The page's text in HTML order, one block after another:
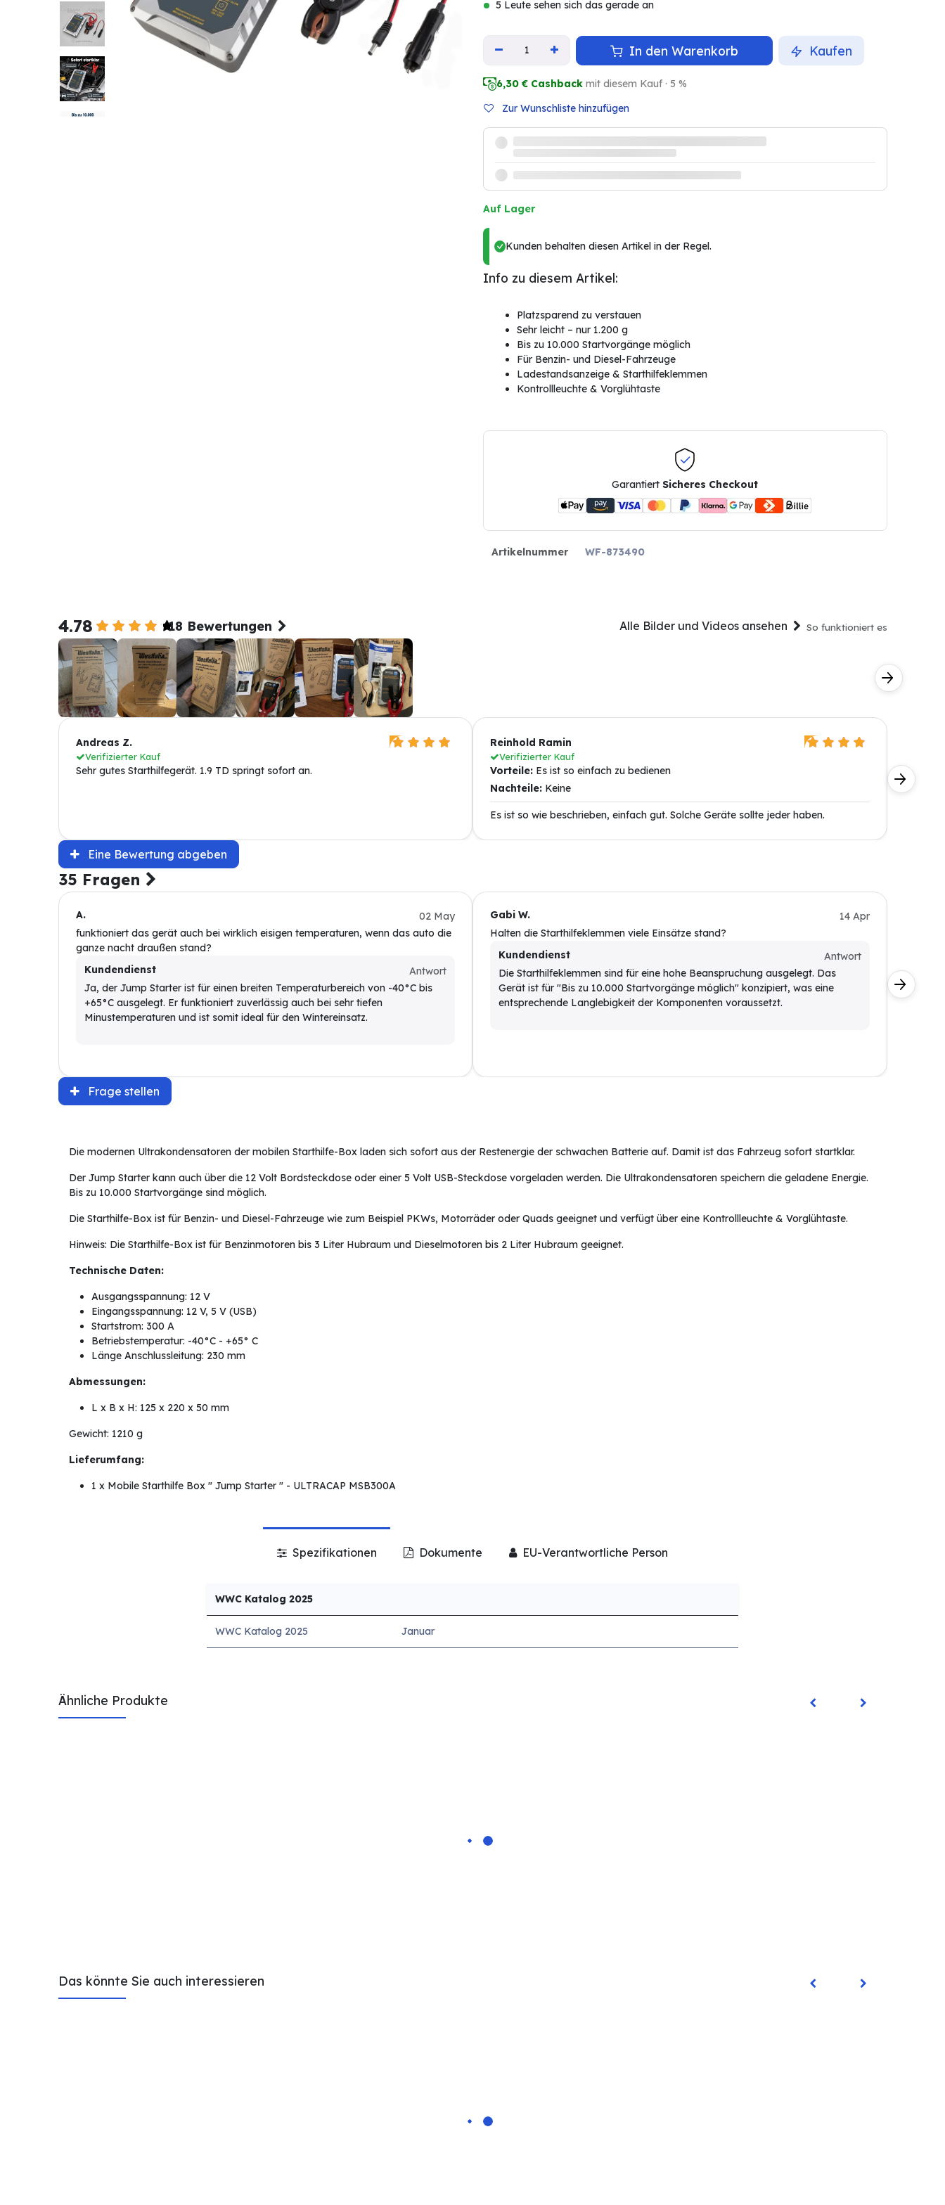
5 Leute sehen sich das gerade an
In den Warenkorb Kaufen
6,30 € Cashback mit diesem Kauf · 5 %
Zur Wunschliste hinzufügen
Auf Lager
Kunden behalten diesen Artikel in der Regel.
Info zu diesem Artikel:
Platzsparend zu verstauen
Sehr leicht – nur 1.200 g
Bis zu 10.000 Startvorgänge möglich
Für Benzin- und Diesel-Fahrzeuge
Ladestandsanzeige & Starthilfeklemmen
Kontrollleuchte & Vorglühtaste
GarantiertSicheres Checkout
Artikelnummer WF-873490
4.78 18 Bewertungen Alle Bilder und Videos ansehen So funktioniert es
Andreas Z.
Verifizierter Kauf
Sehr gutes Starthilfegerät. 1.9 TD springt sofort an.
Reinhold Ramin
Verifizierter Kauf
Vorteile: Es ist so einfach zu bedienen
Nachteile: Keine
Es ist so wie beschrieben, einfach gut. Solche Geräte sollte jeder haben.
Starts.
Eine Bewertung abgeben
35 Fragen
A.
02 May
funktioniert das gerät auch bei wirklich eisigen temperaturen, wenn das auto die
ganze nacht draußen stand?
Kundendienst
Antwort
Ja, der Jump Starter ist für einen breiten Temperaturbereich von -40°C bis
+65°C ausgelegt. Er funktioniert zuverlässig auch bei sehr tiefen
Minustemperaturen und ist somit ideal für den Wintereinsatz.
Gabi W.
14 Apr
Halten die Starthilfeklemmen viele Einsätze stand?
Kundendienst
Antwort
Die Starthilfeklemmen sind für eine hohe Beanspruchung ausgelegt. Das
Gerät ist für "Bis zu 10.000 Startvorgänge möglich" konzipiert, was eine
entsprechende Langlebigkeit der Komponenten voraussetzt.
Die
Frage stellen
Die modernen Ultrakondensatoren der mobilen Starthilfe-Box laden sich sofort aus der Restenergie der schwachen Batterie auf. Damit ist das Fahrzeug sofort startklar.
Der Jump Starter kann auch über die 12 Volt Bordsteckdose oder einer 5 Volt USB-Steckdose vorgeladen werden. Die Ultrakondensatoren speichern die geladene Energie.
Bis zu 10.000 Startvorgänge sind möglich.
Die Starthilfe-Box ist für Benzin- und Diesel-Fahrzeuge wie zum Beispiel PKWs, Motorräder oder Quads geeignet und verfügt über eine Kontrollleuchte & Vorglühtaste.
Hinweis: Die Starthilfe-Box ist für Benzinmotoren bis 3 Liter Hubraum und Dieselmotoren bis 2 Liter Hubraum geeignet.
Technische Daten:
Ausgangsspannung: 12 V
Eingangsspannung: 12 V, 5 V (USB)
Startstrom: 300 A
Betriebstemperatur: -40°C - +65° C
Länge Anschlussleitung: 230 mm
Abmessungen:
L x B x H: 125 x 220 x 50 mm
Gewicht: 1210 g
Lieferumfang:
1 x Mobile Starthilfe Box " Jump Starter " - ULTRACAP MSB300A
Spezifikationen Dokumente EU-Verantwortliche Person
WWC Katalog 2025
WWC Katalog 2025 Januar
Ähnliche Produkte
Das könnte Sie auch interessieren